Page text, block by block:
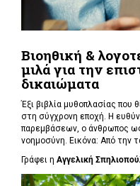
Βιοηθική &
μιλά για την
δικαιώματα
Έξι βιβλία μυθοπλασίας που
στη σύγχρονη εποχή. Η
παρεμβάσεων, ο άνθρωπος
νοημοσύνη. Εικόνα: Από την
Γράφει η Αγγελική